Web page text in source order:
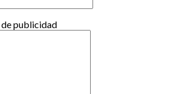
de publicidad